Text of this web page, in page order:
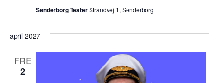
Sønderborg TeaterStrandvej 1, Sønderborg
april 2027
FRE
2